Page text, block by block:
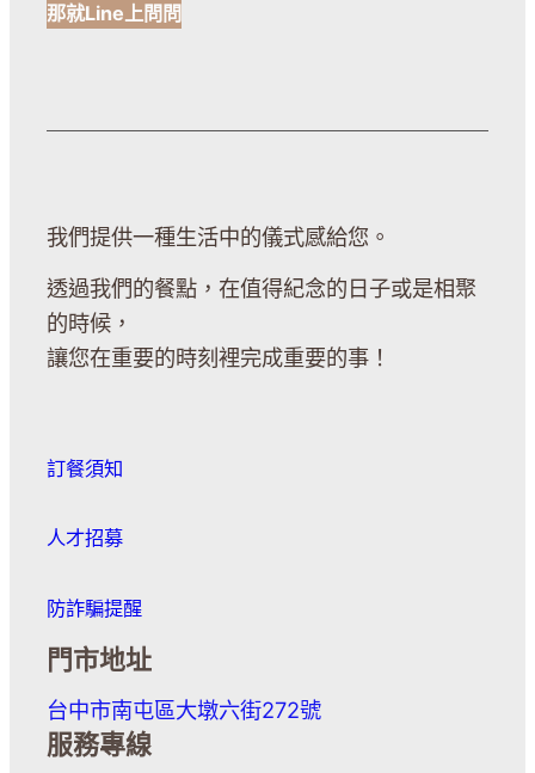
那就Line上問問
我們提供一種生活中的儀式感給您。
透過我們的餐點，在值得紀念的日子或是相聚
的時候，
讓您在重要的時刻裡完成重要的事！
訂餐須知
人才招募
防詐騙提醒
門市地址
台中市南屯區大墩六街272號
服務專線